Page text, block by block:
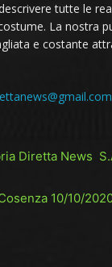
tutte le
La nostra
e costante
Diretta News
10/10/